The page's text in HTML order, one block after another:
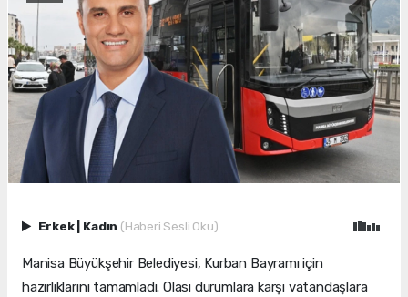
Erkek Kadın (Haberi Sesli Oku)
Manisa Büyükşehir Belediyesi, Kurban Bayramı için
hazırlıklarını tamamladı. Olası durumlara karşı vatandaşlara